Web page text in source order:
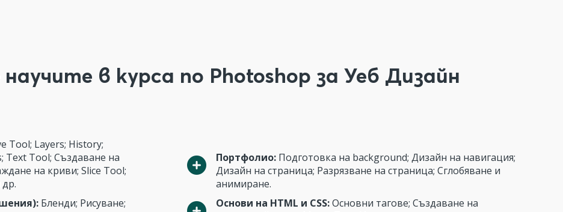
в курса по Photoshop за Уеб Дизайн
Tool; Layers; History;
Text Tool; Създаване на
на криви; Slice Tool;
Бленди; Рисуване;
Портфолио: Подготовка на background; Дизайн на навигация;
Дизайн на страница; Разрязване на страница; Сглобяване и
анимиране.
Основи на HTML и CSS:Основни тагове; Създаване на